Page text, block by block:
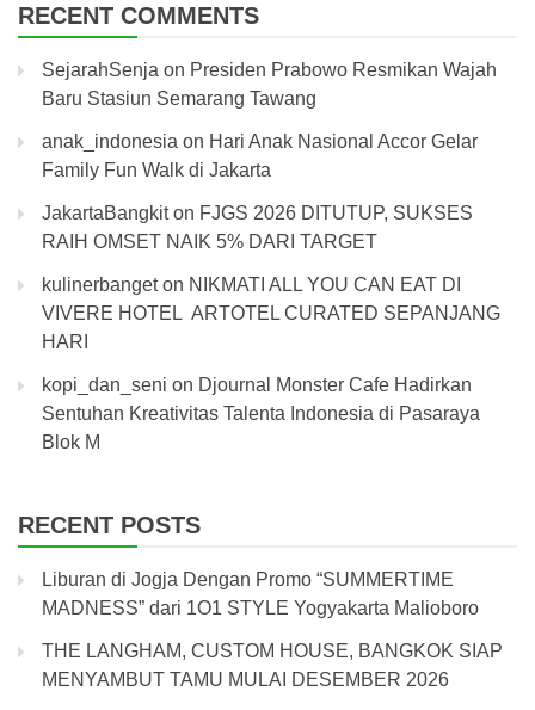
RECENT COMMENTS
SejarahSenja on Presiden Prabowo Resmikan Wajah
Baru Stasiun Semarang Tawang
anak_indonesia on Hari Anak Nasional Accor Gelar
Family Fun Walk di Jakarta
JakartaBangkiton FJGS 2026 DITUTUP, SUKSES
RAIH OMSET NAIK 5% DARI TARGET
kulinerbangeton NIKMATI ALL YOU CAN EAT DI
VIVERE HOTEL ARTOTEL CURATED SEPANJANG
HARI
kopi_dan_seni on Djournal Monster Cafe Hadirkan
Sentuhan Kreativitas Talenta Indonesia di Pasaraya
Blok M
RECENT POSTS
Liburan di Jogja Dengan Promo “SUMMERTIME
MADNESS” dari 1O1 STYLE Yogyakarta Malioboro
THE LANGHAM, CUSTOM HOUSE, BANGKOK SIAP
MENYAMBUT TAMU MULAI DESEMBER 2026